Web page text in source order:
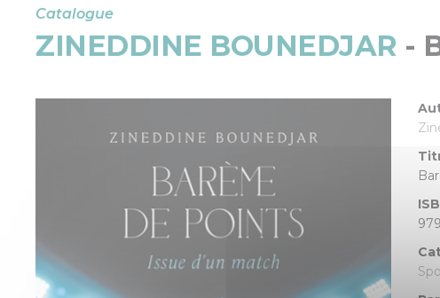
Catalogue
ZINEDDINE BOUNEDJAR -